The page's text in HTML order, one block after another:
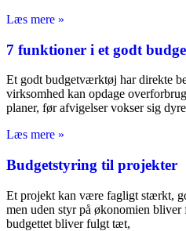
Læs mere »
7 funktioner i et godt
Et godt budgetværktøj har direkte
virksomhed kan opdage
planer, før afvigelser vokser sig
Læs mere »
Budgetstyring til projekter
Et projekt kan være fagligt stærkt,
men uden styr på økonomien
budgettet bliver fulgt tæt,